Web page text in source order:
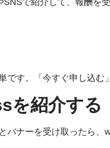
で紹介して、報酬を受
です。「今すぐ申し込む
を紹介する
バナーを受け取ったら、